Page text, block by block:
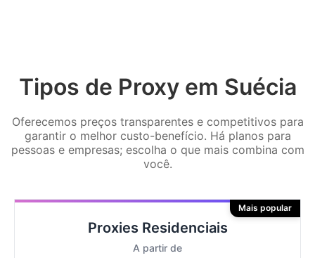
Tipos de Proxy em Suécia
Oferecemos preços transparentes e competitivos para
garantir o melhor custo-benefício. Há planos para
pessoas e empresas; escolha o que mais combina com
você.
Proxies Residenciais
A partir de
Mais popular